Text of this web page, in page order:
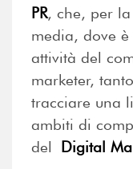
PR, che, per
media, dove è
attività del
marketer,
tracciare una
ambiti di
del Digital